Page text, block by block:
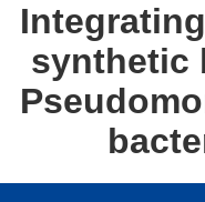
synthetic